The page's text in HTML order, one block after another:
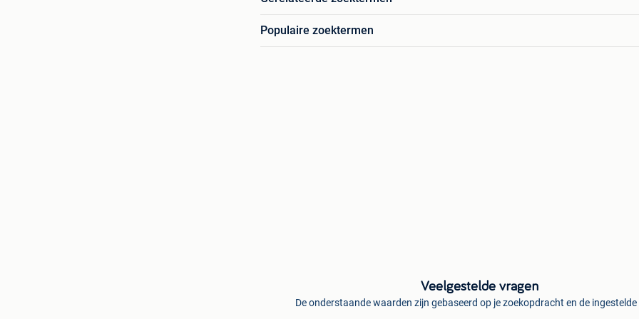
Populaire zoektermen
Veelgestelde vragen
De onderstaande waarden zijn gebaseerd op je zoekopdracht en de